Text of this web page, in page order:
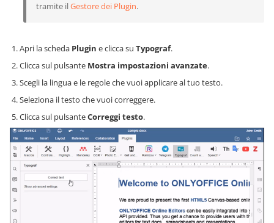
tramite ilGestore dei Plugin.
Apri la scheda Plugin e clicca su Typograf.
Clicca sul pulsante Mostra impostazioni avanzate.
Scegli la lingua e le regole che vuoi applicare al tuo testo.
Seleziona il testo che vuoi correggere.
Clicca sul pulsanteCorreggi testo.